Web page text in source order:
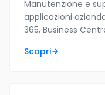
Manutenzione e
applicazioni
365, Business
Scopri